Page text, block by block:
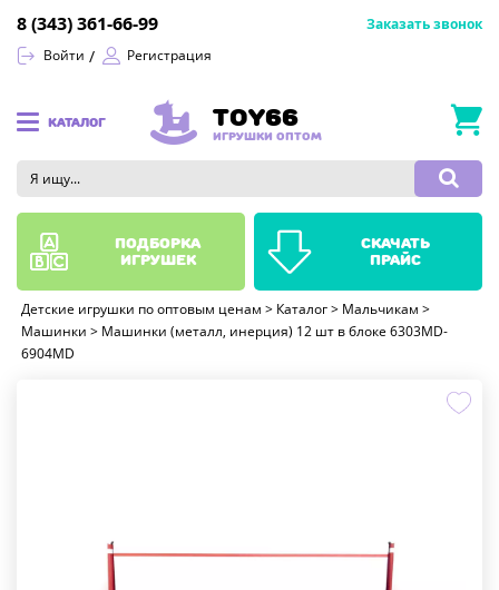
Войти Регистрация
8 (343) 361-66-99 Заказать звонок
КАТАЛОГ TOY66
ИГРУШКИ ОПТОМ
Детские игрушки по оптовым ценам > Каталог > Мальчикам >
Машинки > Машинки (металл, инерция) 12 шт в блоке 6303MD-
6904MD
подборка
игрушек
скачать
прайс